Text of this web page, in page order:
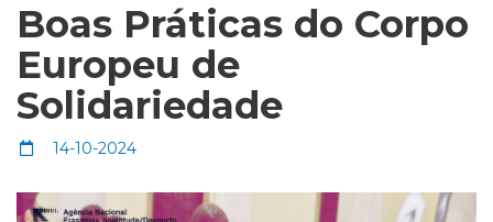
Boas Práticas do Corpo
Europeu de
Solidariedade
14-10-2024